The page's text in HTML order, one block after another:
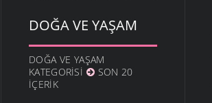
DOĞA VE YAŞAM
DOĞA VE YAŞAM
KATEGORISI
SON 20
İÇERIK